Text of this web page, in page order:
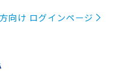
向け ログインページ